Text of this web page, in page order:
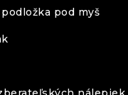
pod myš